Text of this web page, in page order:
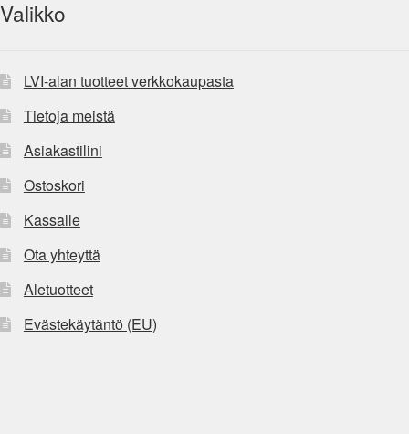
Valikko
LVI-alan tuotteet verkkokaupasta
Tietoja meistä
Asiakastilini
Ostoskori
Kassalle
Ota yhteyttä
Aletuotteet
Evästekäytäntö (EU)